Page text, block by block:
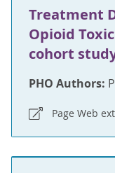
Treatment
Opioid
cohort
PHO Authors:
Page Web